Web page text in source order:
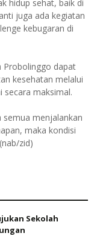
hidup sehat, baik di
juga ada kegiatan
kebugaran di
Probolinggo dapat
kesehatan melalui
secara maksimal.
semua menjalankan
maka kondisi
zid)
Sekolah